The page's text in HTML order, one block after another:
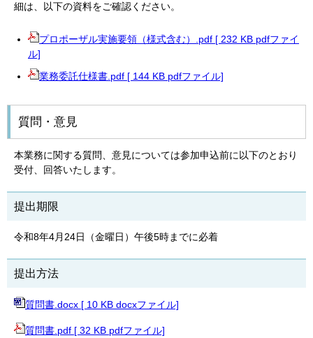
細は、以下の資料をご確認ください。
プロポーザル実施要領（様式含む）.pdf [ 232 KB pdfファイ
ル]
業務委託仕様書.pdf [ 144 KB pdfファイル]
質問・意見
本業務に関する質問、意見については参加申込前に以下のとおり
受付、回答いたします。
提出期限
令和8年4月24日（金曜日）午後5時までに必着
提出方法
質問書.docx [ 10 KB docxファイル]
質問書.pdf [ 32 KB pdfファイル]